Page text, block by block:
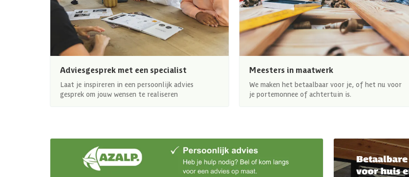
Adviesgesprek met een specialist
Laat je inspireren in een persoonlijk advies
gesprek om jouw wensen te realiseren
Meesters in maatwerk
We maken het betaalbaar voor je, of het nu voor
je portemonnee of achtertuin is.